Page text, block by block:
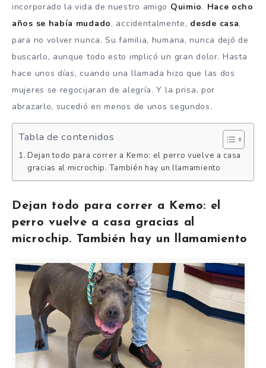
incorporado la vida de nuestro amigo Quimio. Hace ocho
años se había mudado, accidentalmente, desde casa,
para no volver nunca. Su familia, humana, nunca dejó de
buscarlo, aunque todo esto implicó un gran dolor. Hasta
hace unos días, cuando una llamada hizo que las dos
mujeres se regocijaran de alegría. Y la prisa, por
abrazarlo, sucedió en menos de unos segundos.
Tabla de contenidos
Dejan todo para correr a Kemo: el perro vuelve a casa
gracias al microchip. También hay un llamamiento
Dejan todo para correr a Kemo: el
perro vuelve a casa gracias al
microchip. También hay un llamamiento